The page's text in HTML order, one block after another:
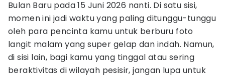
Bulan Baru pada 15 Juni 2026 nanti. Di satu sisi,
momen ini jadi waktu yang paling ditunggu-tunggu
oleh para pencinta kamu untuk berburu foto
langit malam yang super gelap dan indah. Namun,
di sisi lain, bagi kamu yang tinggal atau sering
beraktivitas di wilayah pesisir, jangan lupa untuk